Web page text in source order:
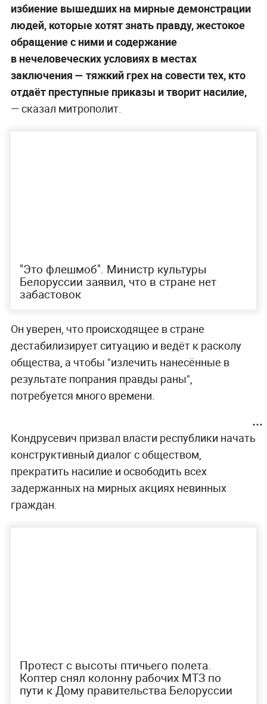
избиение вышедших на мирные демонстрации
людей, которые хотят знать правду, жестокое
обращение с ними и содержание
в нечеловеческих условиях в местах
заключения — тяжкий грех на совести тех, кто
отдаёт преступные приказы и творит насилие,
— сказал митрополит.
"Это флешмоб". Министр культуры
Белоруссии заявил, что в стране нет
забастовок
Он уверен, что происходящее в стране
дестабилизирует ситуацию и ведёт к расколу
общества, а чтобы "излечить нанесённые в
результате попрания правды раны",
потребуется много времени.
Кондрусевич призвал власти республики начать
конструктивный диалог с обществом,
прекратить насилие и освободить всех
задержанных на мирных акциях невинных
граждан.
Протест с высоты птичьего полета.
Коптер снял колонну рабочих МТЗ по
пути к Дому правительства Белоруссии